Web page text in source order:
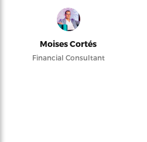
Moises Cortés
Financial Consultant